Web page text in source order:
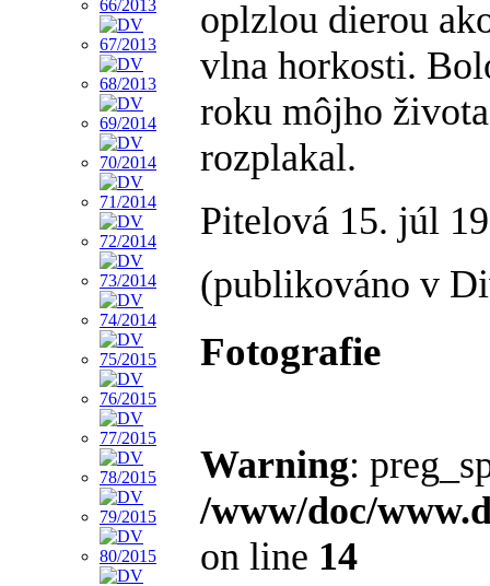
oplzlou dierou
vlna horkosti.
roku môjho
rozplakal.
Pitelová 15. júl
(publikováno v
Fotografie
Warning:
/www/doc/
on line 14